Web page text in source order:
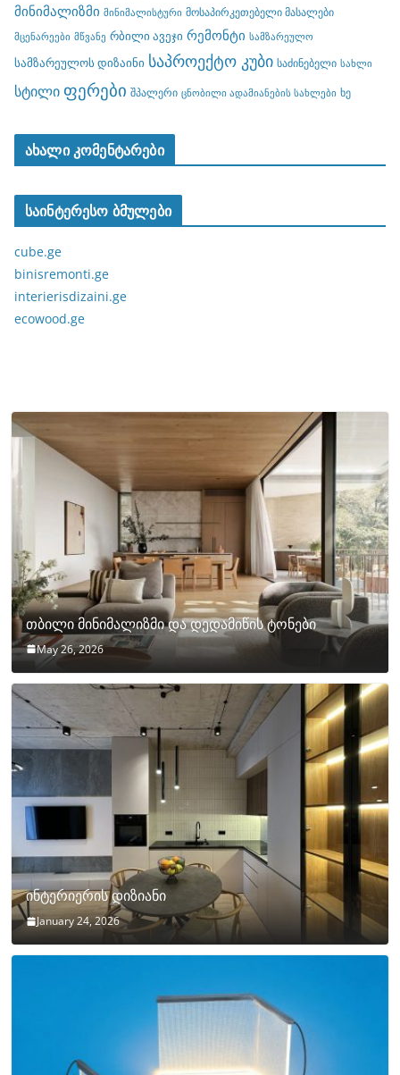
მინიმალიზმი მინიმალისტური მოსაპირკეთებელი მასალები
მცენარეები მწვანე რბილი ავეჯი რემონტი სამზარეულო
სამზარეულოს დიზაინი საპროექტო კუბი საძინებელი სახლი
სტილი ფერები შპალერი ცნობილი ადამიანების სახლები ხე
ახალი კომენტარები
საინტერესო ბმულები
cube.ge
binisremonti.ge
interierisdizaini.ge
ecowood.ge
თბილი მინიმალიზმი და დედამიწის ტონები
May 26, 2026
ინტერიერის დიზიანი
January 24, 2026